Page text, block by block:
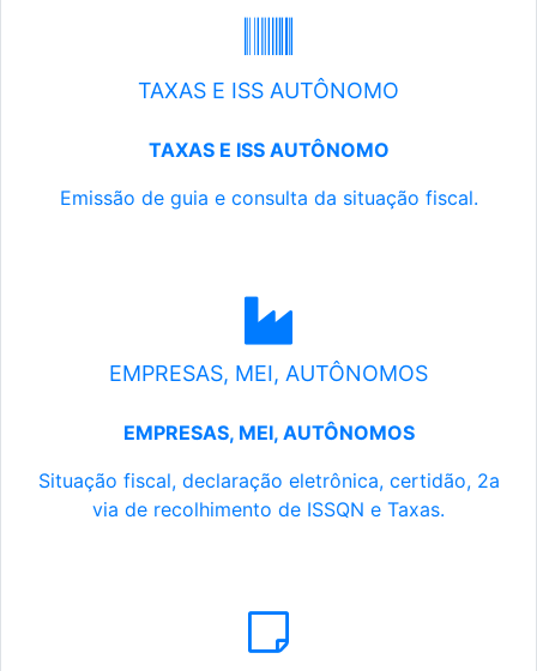
TAXAS E ISS AUTÔNOMO
TAXAS E ISS AUTÔNOMO
Emissão de guia e consulta da situação fiscal.
EMPRESAS, MEI, AUTÔNOMOS
EMPRESAS, MEI, AUTÔNOMOS
Situação fiscal, declaração eletrônica, certidão, 2a
via de recolhimento de ISSQN e Taxas.